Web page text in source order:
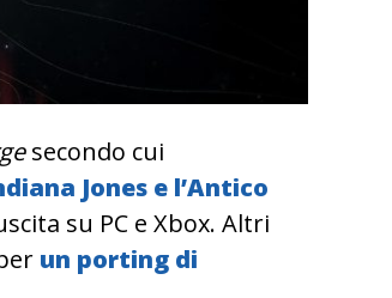
secondo cui
Jones e l’Antico
su PC e Xbox. Altri
un porting di